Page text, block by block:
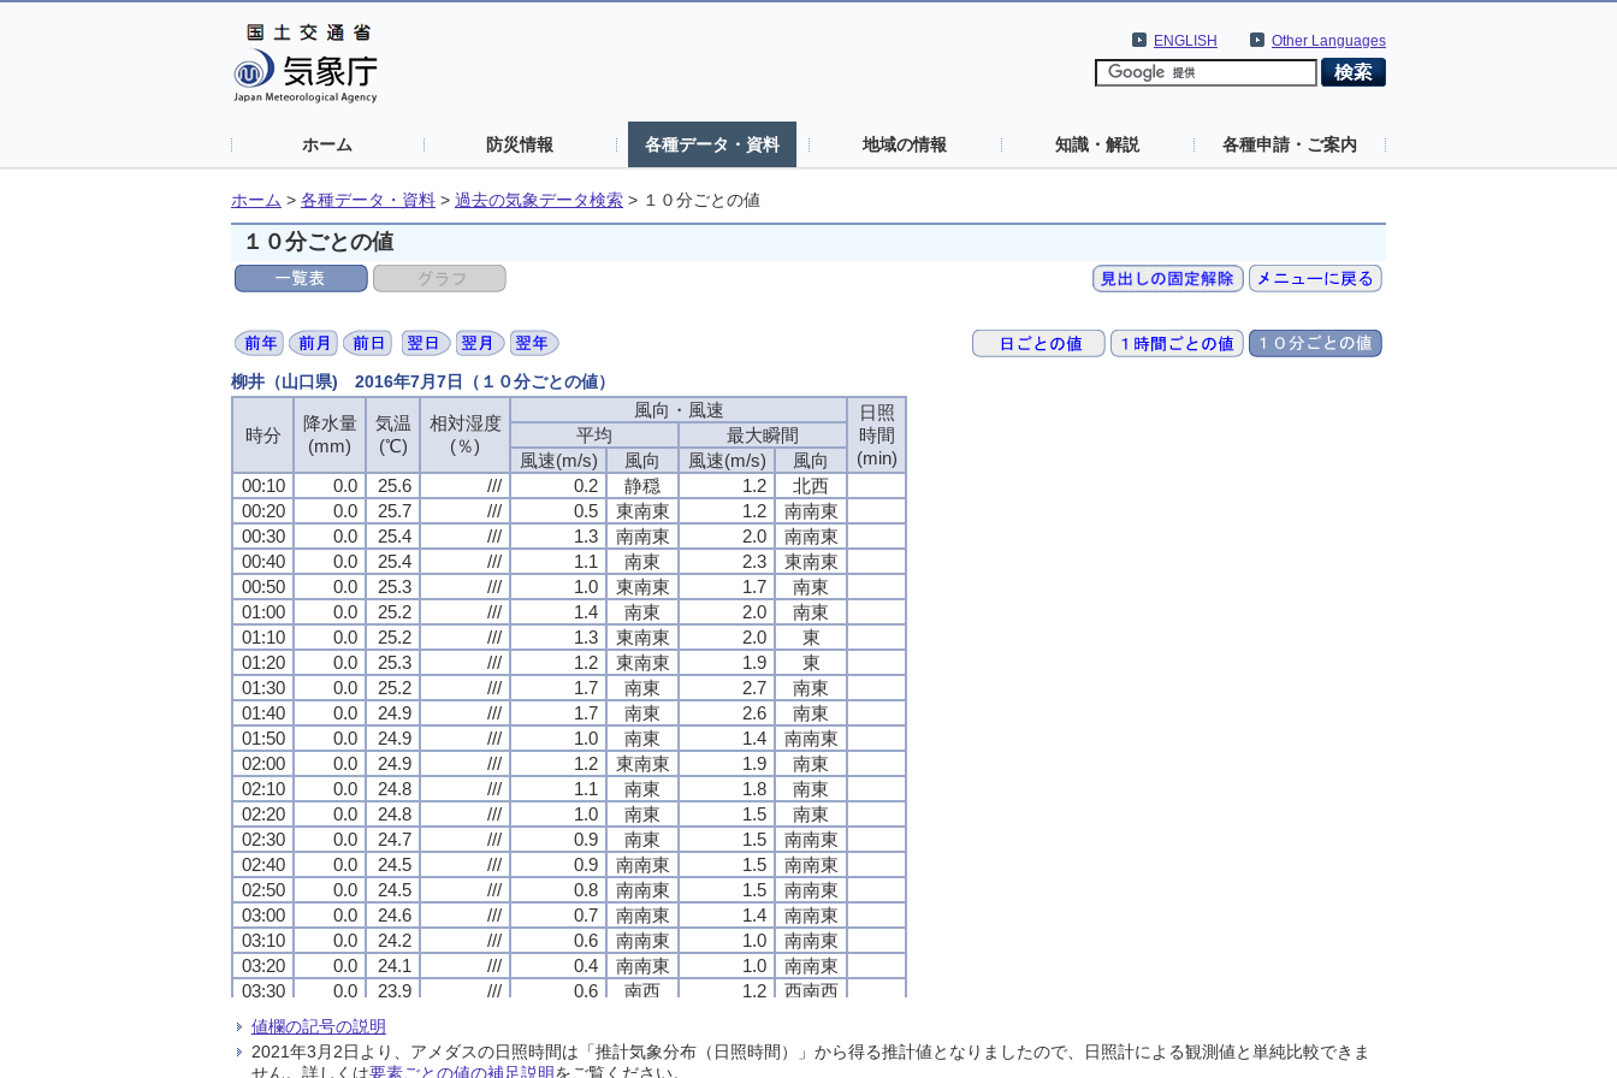
Other Languages
ENGLISH
ホーム 防災情報 各種データ・資料 地域の情報 知識・解説 各種申請・ご案内
ホーム > 各種データ・資料 > 過去の気象データ検索 > １０分ごとの値
１０分ごとの値
柳井（山口県) 2016年7月7日（１０分ごとの値）
時分
降水量
(mm)
気温
(℃)
相対湿度
(％)
風向・風速
日照
時間
(min)
平均
最大瞬間
風速(m/s)
風向 風速(m/s)
風向
00:10
0.0 25.6 /// 0.2 静穏 1.2
北西
00:20
0.0 25.7 /// 0.5 東南東 1.2
南南東
00:30
0.0 25.4 /// 1.3 南南東 2.0
南南東
00:40
0.0 25.4 /// 1.1 南東 2.3
東南東
00:50
0.0 25.3 /// 1.0 東南東 1.7
南東
01:00
0.0 25.2 /// 1.4 南東 2.0
南東
01:10
0.0 25.2 /// 1.3 東南東 2.0
東
01:20
0.0 25.3 /// 1.2 東南東 1.9
東
01:30
0.0 25.2 /// 1.7 南東 2.7
南東
01:40
0.0 24.9 /// 1.7 南東 2.6
南東
01:50
0.0 24.9 /// 1.0 南東 1.4
南南東
02:00
0.0 24.9 /// 1.2 東南東 1.9
南東
02:10
0.0 24.8 /// 1.1 南東 1.8
南東
02:20
0.0 24.8 /// 1.0 南東 1.5
南東
02:30
0.0 24.7 /// 0.9 南東 1.5
南南東
02:40
0.0 24.5 /// 0.9 南南東 1.5
南南東
02:50
0.0 24.5 /// 0.8 南南東 1.5
南南東
03:00
0.0 24.6 /// 0.7 南南東 1.4
南南東
03:10
0.0 24.2 /// 0.6 南南東 1.0
南南東
03:20
0.0 24.1 /// 0.4 南南東 1.0
南南東
03:30
0.0 23.9 /// 0.6 南西 1.2
西南西
03:40
0.0 24.0
03:50
0.0 23.8 /// 0.9 西南西 1.3
西南西
04:00
0.0 23.8 /// 0.7 西南西 1.0 西
時分
降水量
(mm)
気温
(℃)
相対湿度
(％)
風向・風速
日照
時間
(min)
平均
最大瞬間
風速(m/s)
風向 風速(m/s)
風向
00:10
0.0 25.6 /// 0.2 静穏 1.2
北西
00:20
0.0 25.7 /// 0.5 東南東 1.2
南南東
00:30
0.0 25.4 /// 1.3 南南東 2.0
南南東
00:40
0.0 25.4 /// 1.1 南東 2.3
東南東
00:50
0.0 25.3 /// 1.0 東南東 1.7
南東
01:00
0.0 25.2 /// 1.4 南東 2.0
南東
01:10
0.0 25.2 /// 1.3 東南東 2.0
東
01:20
0.0 25.3 /// 1.2 東南東 1.9
東
01:30
0.0 25.2 /// 1.7 南東 2.7
南東
01:40
0.0 24.9 /// 1.7 南東 2.6
南東
01:50
0.0 24.9 /// 1.0 南東 1.4
南南東
02:00
0.0 24.9 /// 1.2 東南東 1.9
南東
02:10
0.0 24.8 /// 1.1 南東 1.8
南東
02:20
0.0 24.8 /// 1.0 南東 1.5
南東
02:30
0.0 24.7 /// 0.9 南東 1.5
南南東
02:40
0.0 24.5 /// 0.9 南南東 1.5
南南東
02:50
0.0 24.5 /// 0.8 南南東 1.5
南南東
03:00
0.0 24.6 /// 0.7 南南東 1.4
南南東
03:10
0.0 24.2 /// 0.6 南南東 1.0
南南東
03:20
0.0 24.1 /// 0.4 南南東 1.0
南南東
03:30
0.0 23.9 /// 0.6 南西 1.2
西南西
03:40
0.0 24.0
03:50
0.0 23.8 /// 0.9 西南西 1.3
西南西
04:00
0.0 23.8 /// 0.7 西南西 1.0 西
時分
降水量
(mm)
気温
(℃)
相対湿度
(％)
風向・風速
日照
時間
(min)
平均
最大瞬間
風速(m/s)
風向 風速(m/s)
風向
00:10
0.0 25.6 /// 0.2 静穏 1.2
北西
00:20
0.0 25.7 /// 0.5 東南東 1.2
南南東
00:30
0.0 25.4 /// 1.3 南南東 2.0
南南東
00:40
0.0 25.4 /// 1.1 南東 2.3
東南東
00:50
0.0 25.3 /// 1.0 東南東 1.7
南東
01:00
0.0 25.2 /// 1.4 南東 2.0
南東
01:10
0.0 25.2 /// 1.3 東南東 2.0
東
01:20
0.0 25.3 /// 1.2 東南東 1.9
東
01:30
0.0 25.2 /// 1.7 南東 2.7
南東
01:40
0.0 24.9 /// 1.7 南東 2.6
南東
01:50
0.0 24.9 /// 1.0 南東 1.4
南南東
02:00
0.0 24.9 /// 1.2 東南東 1.9
南東
02:10
0.0 24.8 /// 1.1 南東 1.8
南東
02:20
0.0 24.8 /// 1.0 南東 1.5
南東
02:30
0.0 24.7 /// 0.9 南東 1.5
南南東
02:40
0.0 24.5 /// 0.9 南南東 1.5
南南東
02:50
0.0 24.5 /// 0.8 南南東 1.5
南南東
03:00
0.0 24.6 /// 0.7 南南東 1.4
南南東
03:10
0.0 24.2 /// 0.6 南南東 1.0
南南東
03:20
0.0 24.1 /// 0.4 南南東 1.0
南南東
03:30
0.0 23.9 /// 0.6 南西 1.2
西南西
03:40
0.0 24.0
03:50
0.0 23.8 /// 0.9 西南西 1.3
西南西
04:00
0.0 23.8 /// 0.7 西南西 1.0 西
時分
降水量
(mm)
気温
(℃)
相対湿度
(％)
風向・風速
日照
時間
(min)
平均
最大瞬間
風速(m/s)
風向 風速(m/s)
風向
00:10
0.0 25.6 /// 0.2 静穏 1.2
北西
00:20
0.0 25.7 /// 0.5 東南東 1.2
南南東
00:30
0.0 25.4 /// 1.3 南南東 2.0
南南東
00:40
0.0 25.4 /// 1.1 南東 2.3
東南東
00:50
0.0 25.3 /// 1.0 東南東 1.7
南東
01:00
0.0 25.2 /// 1.4 南東 2.0
南東
01:10
0.0 25.2 /// 1.3 東南東 2.0
東
01:20
0.0 25.3 /// 1.2 東南東 1.9
東
01:30
0.0 25.2 /// 1.7 南東 2.7
南東
01:40
0.0 24.9 /// 1.7 南東 2.6
南東
01:50
0.0 24.9 /// 1.0 南東 1.4
南南東
02:00
0.0 24.9 /// 1.2 東南東 1.9
南東
02:10
0.0 24.8 /// 1.1 南東 1.8
南東
02:20
0.0 24.8 /// 1.0 南東 1.5
南東
02:30
0.0 24.7 /// 0.9 南東 1.5
南南東
02:40
0.0 24.5 /// 0.9 南南東 1.5
南南東
02:50
0.0 24.5 /// 0.8 南南東 1.5
南南東
03:00
0.0 24.6 /// 0.7 南南東 1.4
南南東
03:10
0.0 24.2 /// 0.6 南南東 1.0
南南東
03:20
0.0 24.1 /// 0.4 南南東 1.0
南南東
03:30
0.0 23.9 /// 0.6 南西 1.2
西南西
03:40
0.0 24.0
03:50
0.0 23.8 /// 0.9 西南西 1.3
西南西
04:00
0.0 23.8 /// 0.7 西南西 1.0 西
値欄の記号の説明
2021年3月2日より、アメダスの日照時間は「推計気象分布（日照時間）」から得る推計値となりましたので、日照計による観測値と単純比較できま
せん。詳しくは要素ごとの値の補足説明をご覧ください。